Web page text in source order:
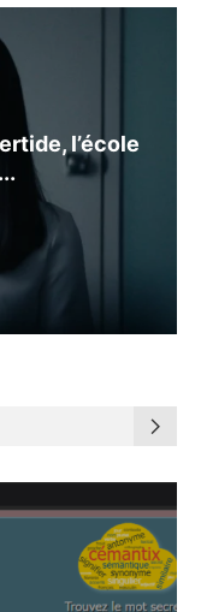
l’école